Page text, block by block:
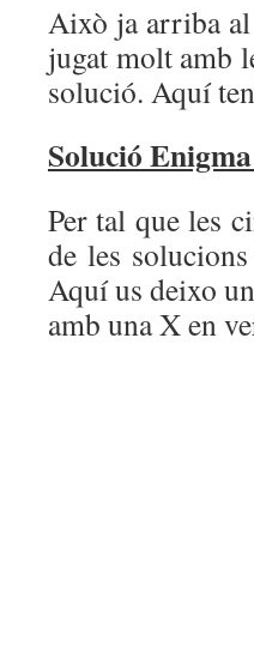
Això ja arriba al
jugat molt amb
solució. Aquí
Solució
Per tal que les
de les
Aquí us deixo
amb una X en